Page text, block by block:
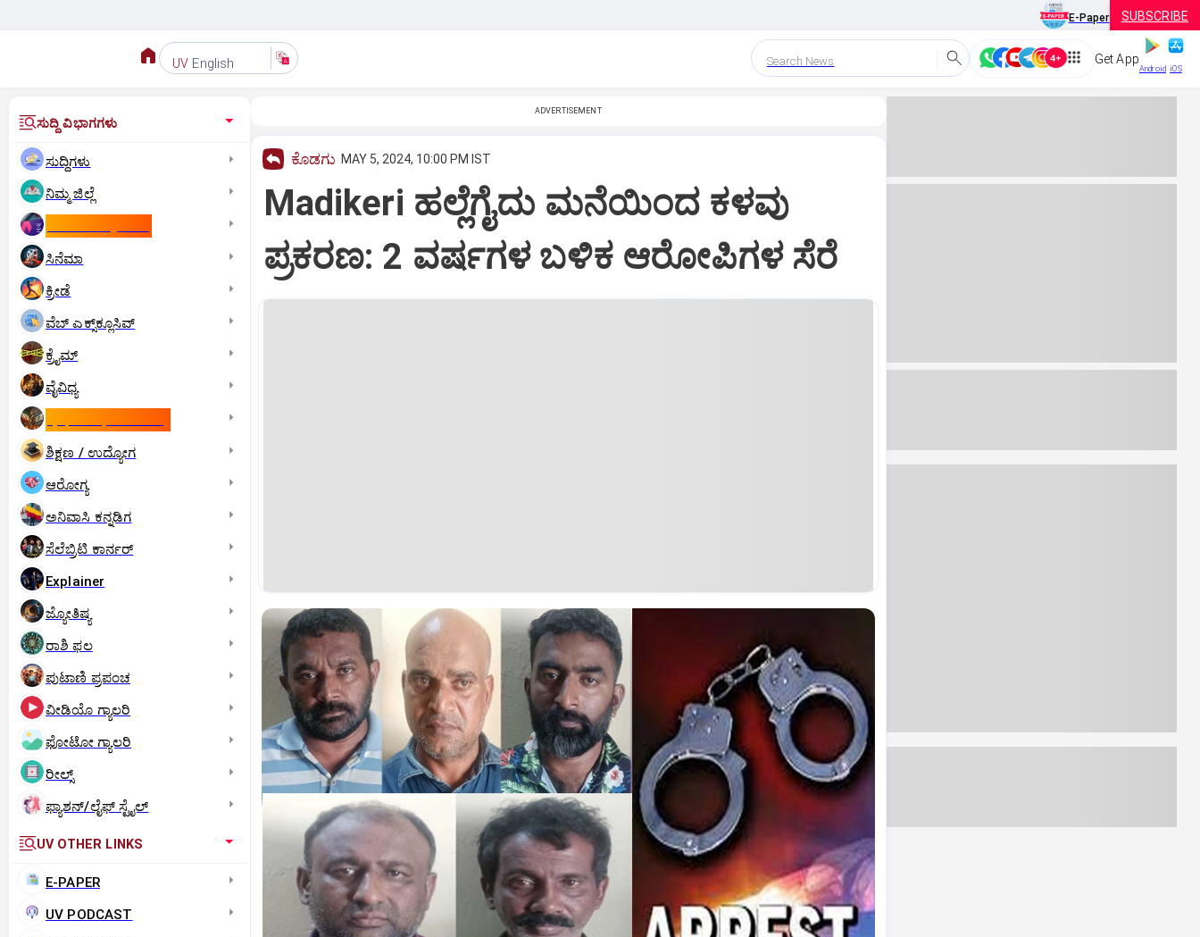
E-Paper SUBSCRIBE
UV English Search News Get App
Android iOS
ಸುದ್ದಿ ವಿಭಾಗಗಳು
ಸುದ್ದಿಗಳು
ನಿಮ್ಮ ಜಿಲ್ಲೆ
ಸಿನೆಮಾ
ಕ್ರೀಡೆ
ವೆಬ್ ಎಕ್ಸ್‌ಕ್ಲೂಸಿವ್
ಕ್ರೈಮ್
ವೈವಿಧ್ಯ
ಶಿಕ್ಷಣ / ಉದ್ಯೋಗ
ಆರೋಗ್ಯ
ಅನಿವಾಸಿ ಕನ್ನಡಿಗ
ಸೆಲೆಬ್ರಿಟಿ ಕಾರ್ನರ್‌
Explainer
ಜ್ಯೋತಿಷ್ಯ
ರಾಶಿ ಫಲ
ಪುಟಾಣಿ ಪ್ರಪಂಚ
ವೀಡಿಯೊ ಗ್ಯಾಲರಿ
ಫೋಟೋ ಗ್ಯಾಲರಿ
ರೀಲ್ಸ್
ಫ್ಯಾಶನ್/ಲೈಫ್‌ ಸ್ಟೈಲ್
UV OTHER LINKS
E-PAPER
UV PODCAST
ADVERTISEMENT
ಕೊಡಗು MAY 5, 2024, 10:00 PM IST
Madikeri ಹಲ್ಲೆಗೈದು ಮನೆಯಿಂದ ಕಳವು
ಪ್ರಕರಣ: 2 ವರ್ಷಗಳ ಬಳಿಕ ಆರೋಪಿಗಳ ಸೆರೆ